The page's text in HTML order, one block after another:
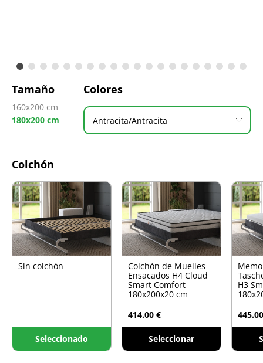
Tamaño
160x200 cm
180x200 cm
Colores
Antracita/Antracita
Colchón
Sin colchón
Seleccionado
Colchón de Muelles
Ensacados H4 Cloud
Smart Comfort
180x200x20 cm
414.00 €
Seleccionar
H3